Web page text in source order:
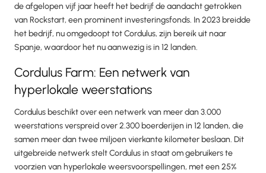
de afgelopen vijf jaar heeft het bedrijf de aandacht getrokken
van Rockstart, een prominent investeringsfonds. In 2023 breidde
het bedrijf, nu omgedoopt tot Cordulus, zijn bereik uit naar
Spanje, waardoor het nu aanwezig is in 12 landen.
Cordulus Farm: Een netwerk van
hyperlokale weerstations
Cordulus beschikt over een netwerk van meer dan 3.000
weerstations verspreid over 2.300 boerderijen in 12 landen, die
samen meer dan twee miljoen vierkante kilometer beslaan. Dit
uitgebreide netwerk stelt Cordulus in staat om gebruikers te
voorzien van hyperlokale weersvoorspellingen, met een 25%